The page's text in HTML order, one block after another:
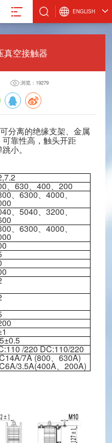
ENGLISH
激光管激光电源
合金材料
扫一扫，关注我们
真空接触器
浏览：19279
分离的绝缘支架、金属
靠性高，触头开距
小。
、630、400、200
、6300、4000、
、5040、3200、
、6300、4000、
/220 DC:110/220
7A (800、630A)
3.5A(400A、200A)